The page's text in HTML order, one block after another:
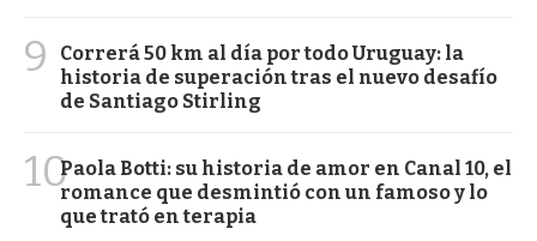
9
Correrá 50 km al día por todo Uruguay: la
historia de superación tras el nuevo desafío
de Santiago Stirling
10Paola Botti: su historia de amor en Canal 10, el
romance que desmintió con un famoso y lo
que trató en terapia